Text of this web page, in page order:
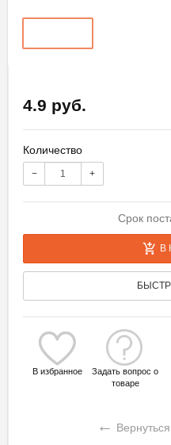
4.9 руб.
Количество
− +
Срок
В
В избранное
Задать вопрос о
товаре
←